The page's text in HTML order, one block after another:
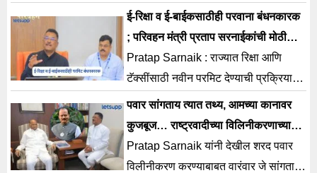
सारख्या इतर व्यावसायिक अमराठी
वाहनचालकांनी प्रवाशांशी मराठीतून
ई-रिक्षा व ई-बाईकसाठीही परवाना बंधनकारक
; परिवहन मंत्री प्रताप सरनाईकांची मोठी
घोषणा
Pratap Sarnaik : राज्यात रिक्षा आणि
टॅक्सींसाठी नवीन परमिट देण्याची प्रक्रिया
गेल्या दोन दिवसांपासून तात्पुरती स्थगित
करण्यात आली आहे
पवार सांगताय त्यात तथ्य, आमच्या कानावर
कुजबूज… राष्ट्रवादीच्या विलिनीकरणाच्या
चर्चांना सरनाईकांचा दुजोरा
Pratap Sarnaik यांनी देखील शरद पवार
विलीनीकरण करण्याबाबत वारंवार जे सांगतात